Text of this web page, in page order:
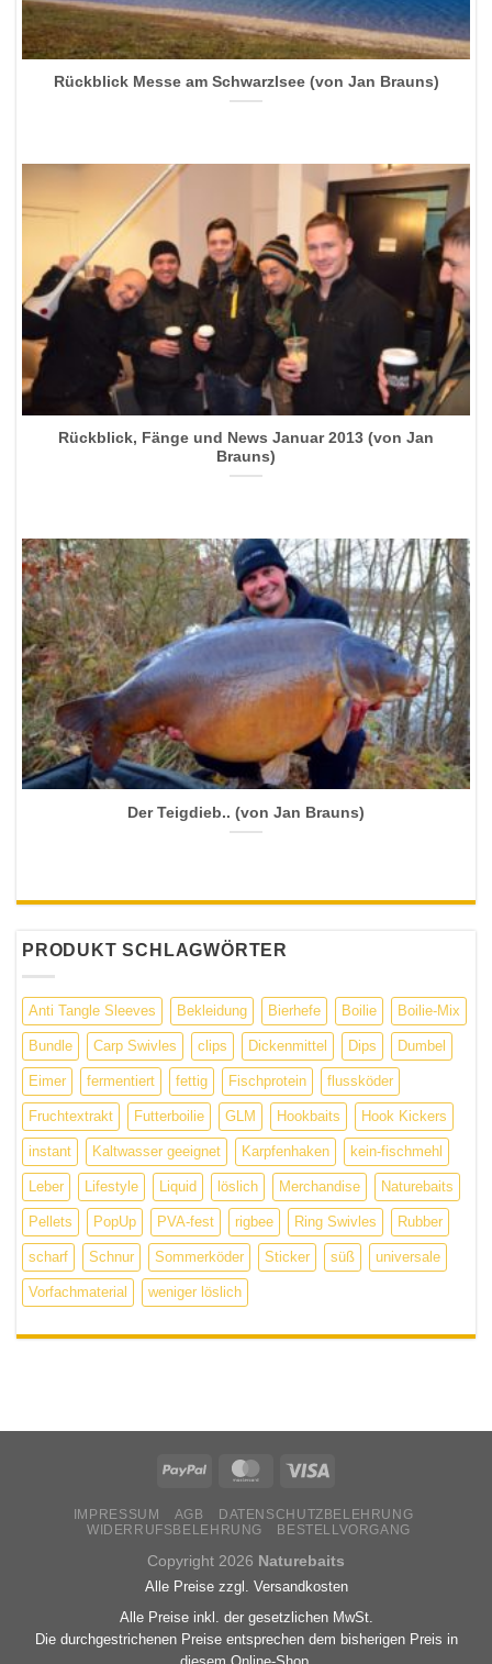
Rückblick Messe am Schwarzlsee (von Jan Brauns)
Rückblick, Fänge und News Januar 2013 (von Jan
Brauns)
Der Teigdieb.. (von Jan Brauns)
PRODUKT SCHLAGWÖRTER
Anti Tangle Sleeves Bekleidung Bierhefe Boilie Boilie-Mix
Bundle Carp Swivles clips Dickenmittel Dips Dumbel
Eimer fermentiert fettig Fischprotein flussköder
Fruchtextrakt Futterboilie GLM Hookbaits Hook Kickers
instant Kaltwasser geeignet Karpfenhaken kein-fischmehl
Leber Lifestyle Liquid löslich Merchandise Naturebaits
Pellets PopUp PVA-fest rigbee Ring Swivles Rubber
scharf Schnur Sommerköder Sticker süß universale
Vorfachmaterial weniger löslich
IMPRESSUM AGB
DATENSCHUTZBELEHRUNG
WIDERRUFSBELEHRUNG
BESTELLVORGANG
Copyright 2026 Naturebaits
Alle Preise zzgl. Versandkosten
Alle Preise inkl. der gesetzlichen MwSt.
Die durchgestrichenen Preise entsprechen dem bisherigen Preis in